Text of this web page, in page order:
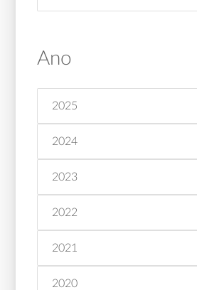
Ano
2025
2024
2023
2022
2021
2020